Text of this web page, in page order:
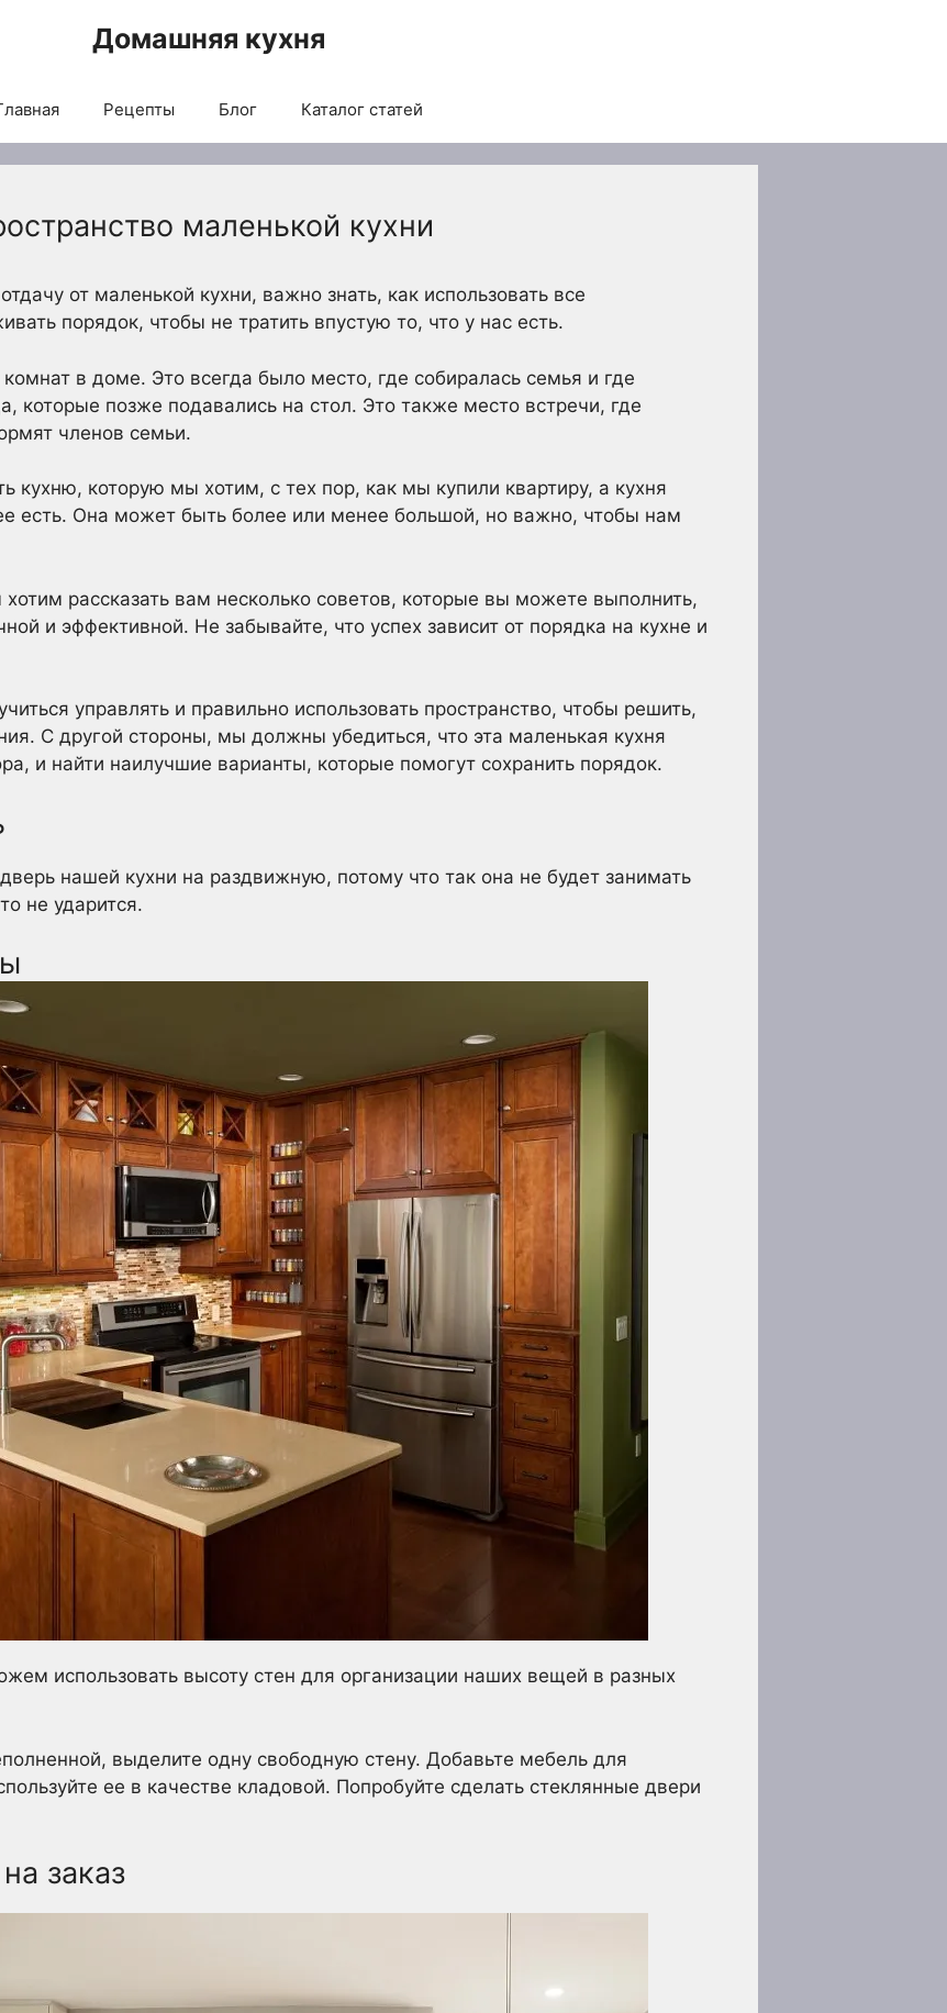
Домашняя кухня
Рецепты Блог Каталог статей
маленькой кухни
от маленькой кухни, важно знать, как использовать все
порядок, чтобы не тратить впустую то, что у нас есть.
в доме. Это всегда было место, где собиралась семья и где
которые позже подавались на стол. Это также место встречи, где
членов семьи.
кухню, которую мы хотим, с тех пор, как мы купили квартиру, а кухня
есть. Она может быть более или менее большой, но важно, чтобы нам
рассказать вам несколько советов, которые вы можете выполнить,
и эффективной. Не забывайте, что успех зависит от порядка на кухне и
управлять и правильно использовать пространство, чтобы решить,
С другой стороны, мы должны убедиться, что эта маленькая кухня
и найти наилучшие варианты, которые помогут сохранить порядок.
нашей кухни на раздвижную, потому что так она не будет занимать
не ударится.
использовать высоту стен для организации наших вещей в разных
выделите одну свободную стену. Добавьте мебель для
ее в качестве кладовой. Попробуйте сделать стеклянные двери
заказ